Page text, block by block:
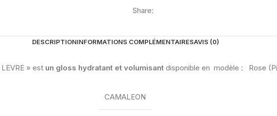
Share:
DESCRIPTIONINFORMATIONS COMPLÉMENTAIRESAVIS (0)
» est un gloss hydratant et volumisant disponible en modèle : Rose
CAMALEON